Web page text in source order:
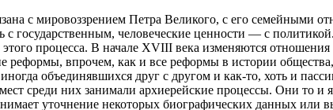
с мировоззрением Петра Великого, с его семейными
государственным, человеческие ценности — с
процесса. В начале XVIII века изменяются
впрочем, как и все реформы в истории
объединявшихся друг с другом и как-то, хоть и
среди них занимали архиерейские процессы. Они то
уточнение некоторых биографических данных или